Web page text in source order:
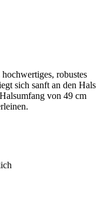
robustes
sich sanft an den Hals
von 49 cm